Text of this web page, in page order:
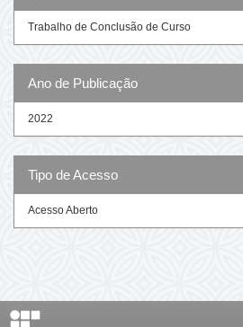
Trabalho de Conclusão de Curso
Ano de Publicação
2022
Tipo de Acesso
Acesso Aberto